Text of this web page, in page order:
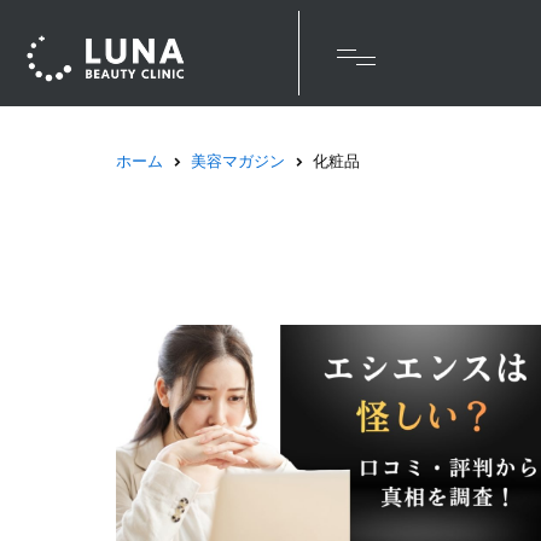
ホーム 美容マガジン 化粧品